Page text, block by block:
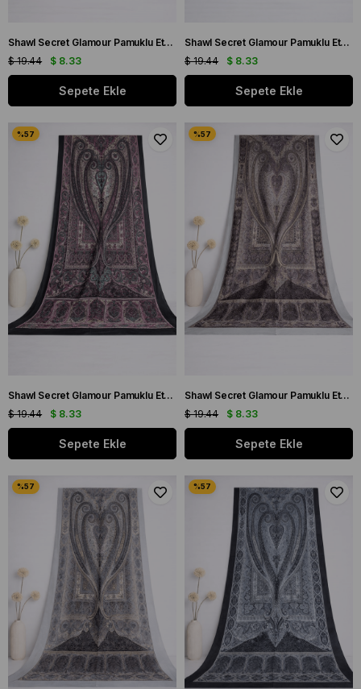
Shawl Secret Glamour Pamuklu Etnik Şal 2 - 52859 Haki Siyah
$ 8.33
$ 19.44
Sepete Ekle
Shawl Secret Glamour Pamuklu Etnik Şal 2 - 52860 Mavi Turuncu
$ 8.33
$ 19.44
Sepete Ekle
Shawl Secret Glamour Pamuklu Etnik Şal 2 - 52861 Siyah Mor
$ 8.33
$ 19.44
Sepete Ekle
Shawl Secret Glamour Pamuklu Etnik Şal 2 - 52862 Açık Mavi Mürdüm
$ 8.33
$ 19.44
Sepete Ekle